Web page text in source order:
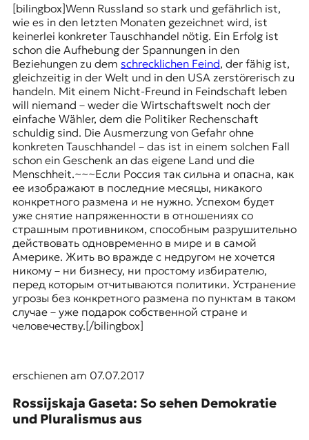
[bilingbox]Wenn Russland so stark und gefährlich ist,
wie es in den letzten Monaten gezeichnet wird, ist
keinerlei konkreter Tauschhandel nötig. Ein Erfolg ist
schon die Aufhebung der Spannungen in den
Beziehungen zu dem schrecklichen Feind, der fähig ist,
gleichzeitig in der Welt und in den USA zerstörerisch zu
handeln. Mit einem Nicht-Freund in Feindschaft leben
will niemand – weder die Wirtschaftswelt noch der
einfache Wähler, dem die Politiker Rechenschaft
schuldig sind. Die Ausmerzung von Gefahr ohne
konkreten Tauschhandel – das ist in einem solchen Fall
schon ein Geschenk an das eigene Land und die
Menschheit.~~~Если Россия так сильна и опасна, как
ее изображают в последние месяцы, никакого
конкретного размена и не нужно. Успехом будет
уже снятие напряженности в отношениях со
страшным противником, способным разрушительно
действовать одновременно в мире и в самой
Америке. Жить во вражде с недругом не хочется
никому – ни бизнесу, ни простому избирателю,
перед которым отчитываются политики. Устранение
угрозы без конкретного размена по пунктам в таком
случае – уже подарок собственной стране и
человечеству.[/bilingbox]
erschienen am 07.07.2017
Rossijskaja Gaseta: So sehen Demokratie
und Pluralismus aus